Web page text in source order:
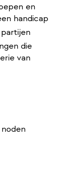
en
handicap
die
van